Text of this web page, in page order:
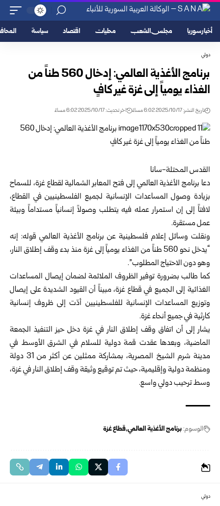
أخبار سوريا مجلس الشعب محليات اقتصاد سياسة
دولي
برنامج الأغذية العالمي: إدخال 560 طناً من
الغذاء يومياً إلى غزة غير كافٍ
تاريخ النشر: 2025/10/17 6:02 مساءً اخر تحديث: 2025/10/17 6:02 مساءً
القدس المحتلة-سانا
دعا برنامج الأغذية العالمي إلى فتح المعابر الشمالية لقطاع غزة، للسماح
بزيادة وصول المساعدات الإنسانية لجميع الفلسطينيين في القطاع،
لافتاً إلى إن استمرار عمله فيه يتطلب وصولاً إنسانياً مستداماً وبيئة
عمل مستقرة.
ونقلت وسائل إعلام فلسطينية عن برنامج الأغذية العالمي قوله: إنه
“يدخل نحو 560 طناً من الغذاء يومياً إلى غزة منذ بدء وقف إطلاق النار،
وهو دون الاحتياج المطلوب”.
كما طالب بضرورة توفير الظروف الملائمة لضمان إيصال المساعدات
الغذائية إلى الجميع في قطاع غزة، مبيناً أن القيود الشديدة على إيصال
وتوزيع المساعدات الإنسانية للفلسطينيين أدّت إلى ظروف إنسانية
كارثية في جميع أنحاء غزة.
يشار إلى أن اتفاق وقف إطلاق النار في غزة دخل حيز التنفيذ الجمعة
الماضية، وبعدها عقدت قمة دولية للسلام في الشرق الأوسط في
مدينة شرم الشيخ المصرية، بمشاركة ممثلين عن أكثر من 31 دولة
ومنظمة دولية وإقليمية، حيث تم توقيع وثيقة وقف إطلاق النار في غزة،
وسط ترحيب دولي واسع.
الوسوم:برنامج الأغذية العالمي قطاع غزة
دولي